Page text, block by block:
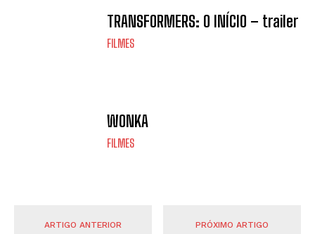
TRANSFORMERS: O INÍCIO – trailer
FILMES
WONKA
FILMES
ARTIGO ANTERIOR PRÓXIMO ARTIGO